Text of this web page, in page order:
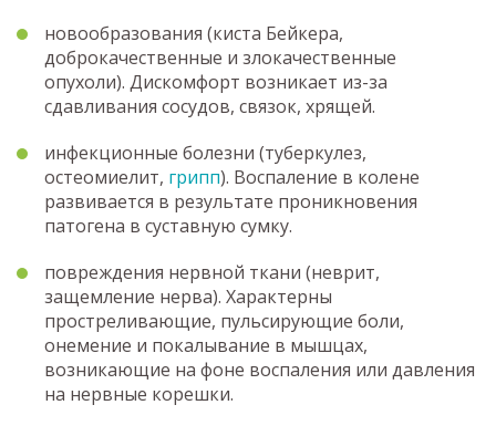
новообразования (киста Бейкера,
доброкачественные и злокачественные
опухоли). Дискомфорт возникает из-за
сдавливания сосудов, связок, хрящей.
инфекционные болезни (туберкулез,
остеомиелит, грипп). Воспаление в колене
развивается в результате проникновения
патогена в суставную сумку.
повреждения нервной ткани (неврит,
защемление нерва). Характерны
простреливающие, пульсирующие боли,
онемение и покалывание в мышцах,
возникающие на фоне воспаления или давления
на нервные корешки.